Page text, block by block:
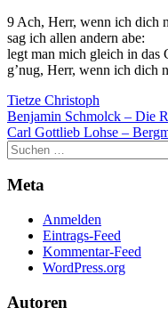
9 Ach, Herr, wenn ich dich
sag ich allen andern abe:
legt man mich gleich in das
g’nug, Herr, wenn ich dich
Tietze Christoph
Benjamin Schmolck – Die
Carl Gottlieb Lohse –
Meta
Anmelden
Eintrags-Feed
Kommentar-Feed
WordPress.org
Autoren
Erfahrung
Damit unsere
Website
während
Ihres Besuchs
so gut wie
möglich
funktioniert.
Wenn Sie
ablehnen,
einige
Funktionen
von der
Website.